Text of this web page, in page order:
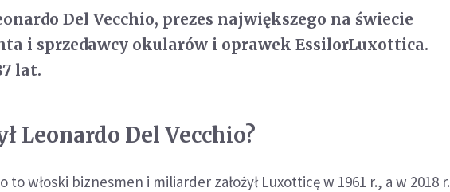
Del Vecchio, prezes największego na świecie
i sprzedawcy okularów i oprawek EssilorLuxottica.
lat.
Leonardo Del Vecchio?
to włoski biznesmen i miliarder założył Luxotticę w 1961 r., a w 2018 r.